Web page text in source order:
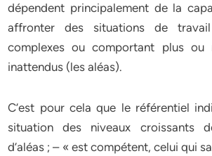
dépendent principalement de la
affronter des situations de
complexes ou comportant plus ou
inattendus (les aléas).
C’est pour cela que le référentiel
situation des niveaux croissants
d’aléas ; – « est compétent, celui qui